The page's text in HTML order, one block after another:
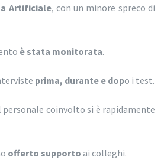
Artificiale, con un minore spreco di
è stata monitorata.
prima, durante e dopo i test.
personale coinvolto si è rapidamente
offerto supporto ai colleghi.